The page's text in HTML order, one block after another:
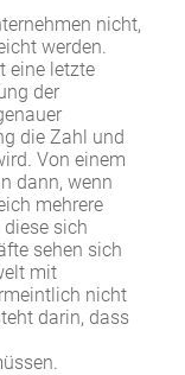
nicht,
werden.
eine letzte
der
die Zahl und
Von einem
dann, wenn
mehrere
sich
sehen sich
mit
nicht
darin, dass